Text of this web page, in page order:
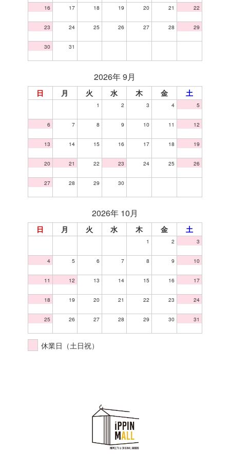
16 17 18 19 20 21 22
23 24 25 26 27 28 29
30 31
2026年 9月
日 月 火 水 木 金 土
1 2 3 4 5
6 7 8 9 10 11 12
13 14 15 16 17 18 19
20 21 22 23 24 25 26
27 28 29 30
2026年 10月
日 月 火 水 木 金 土
1 2 3
4 5 6 7 8 9 10
11 12 13 14 15 16 17
18 19 20 21 22 23 24
25 26 27 28 29 30 31
休業日（土日祝）